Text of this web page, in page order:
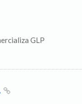
GLP